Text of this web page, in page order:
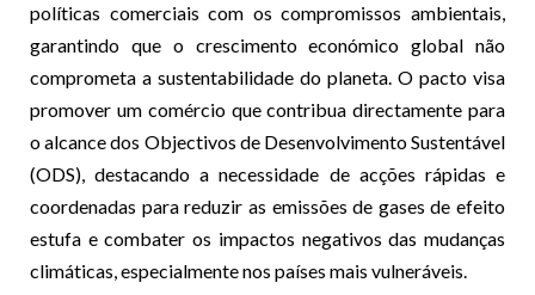
políticas comerciais com os compromissos ambientais,
garantindo que o crescimento económico global não
comprometa a sustentabilidade do planeta. O pacto visa
promover um comércio que contribua directamente para
o alcance dos Objectivos de Desenvolvimento Sustentável
(ODS), destacando a necessidade de acções rápidas e
coordenadas para reduzir as emissões de gases de efeito
estufa e combater os impactos negativos das mudanças
climáticas, especialmente nos países mais vulneráveis.